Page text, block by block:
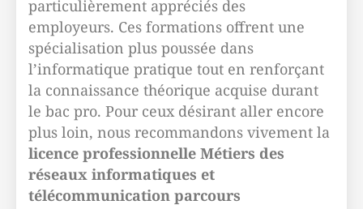
particulièrement appréciés des
employeurs. Ces formations offrent une
spécialisation plus poussée dans
l’informatique pratique tout en renforçant
la connaissance théorique acquise durant
le bac pro. Pour ceux désirant aller encore
plus loin, nous recommandons vivement la
licence professionnelle Métiers des
réseaux informatiques et
télécommunication parcours